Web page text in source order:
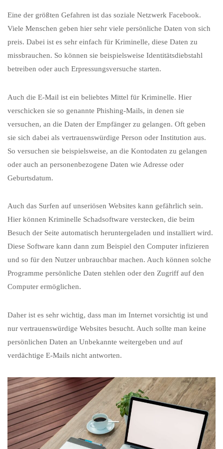
Eine der größten Gefahren ist das soziale Netzwerk Facebook.
Viele Menschen geben hier sehr viele persönliche Daten von sich
preis. Dabei ist es sehr einfach für Kriminelle, diese Daten zu
missbrauchen. So können sie beispielsweise Identitätsdiebstahl
betreiben oder auch Erpressungsversuche starten.
Auch die E-Mail ist ein beliebtes Mittel für Kriminelle. Hier
verschicken sie so genannte Phishing-Mails, in denen sie
versuchen, an die Daten der Empfänger zu gelangen. Oft geben
sie sich dabei als vertrauenswürdige Person oder Institution aus.
So versuchen sie beispielsweise, an die Kontodaten zu gelangen
oder auch an personenbezogene Daten wie Adresse oder
Geburtsdatum.
Auch das Surfen auf unseriösen Websites kann gefährlich sein.
Hier können Kriminelle Schadsoftware verstecken, die beim
Besuch der Seite automatisch heruntergeladen und installiert wird.
Diese Software kann dann zum Beispiel den Computer infizieren
und so für den Nutzer unbrauchbar machen. Auch können solche
Programme persönliche Daten stehlen oder den Zugriff auf den
Computer ermöglichen.
Daher ist es sehr wichtig, dass man im Internet vorsichtig ist und
nur vertrauenswürdige Websites besucht. Auch sollte man keine
persönlichen Daten an Unbekannte weitergeben und auf
verdächtige E-Mails nicht antworten.